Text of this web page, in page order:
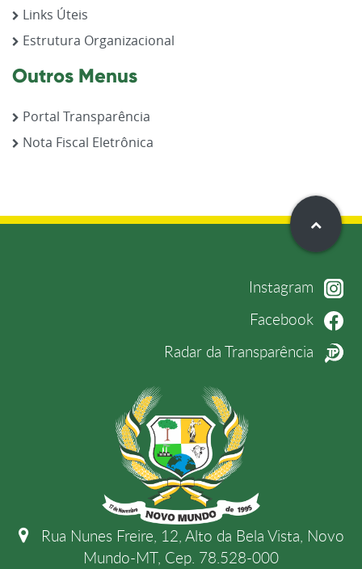
Links Úteis
Estrutura Organizacional
Outros Menus
Portal Transparência
Nota Fiscal Eletrônica
Instagram
Facebook
Radar da Transparência
Rua Nunes Freire, 12, Alto da Bela Vista, Novo
Mundo-MT, Cep. 78.528-000